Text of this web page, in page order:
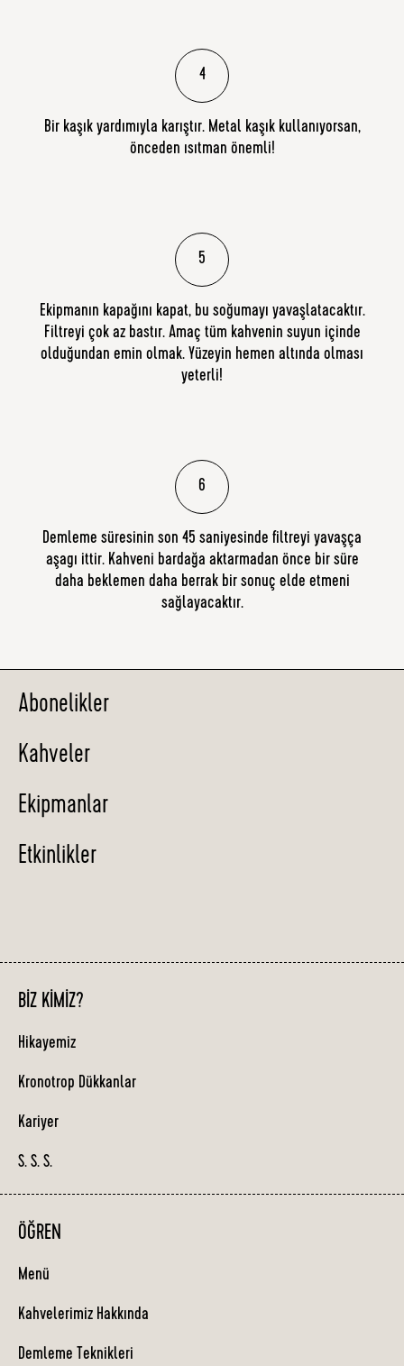
4
Bir kaşık yardımıyla karıştır. Metal kaşık kullanıyorsan,
önceden ısıtman önemli!
5
Ekipmanın kapağını kapat, bu soğumayı yavaşlatacaktır.
Filtreyi çok az bastır. Amaç tüm kahvenin suyun içinde
olduğundan emin olmak. Yüzeyin hemen altında olması
yeterli!
6
Demleme süresinin son 45 saniyesinde filtreyi yavaşça
aşagı ittir. Kahveni bardağa aktarmadan önce bir süre
daha beklemen daha berrak bir sonuç elde etmeni
sağlayacaktır.
Abonelikler
Kahveler
Ekipmanlar
Etkinlikler
BIZ KIMIZ?
Hikayemiz
Kronotrop Dükkanlar
Kariyer
S. S. S.
ÖĞREN
Menü
Kahvelerimiz Hakkında
Demleme Teknikleri